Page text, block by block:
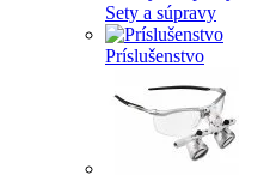
Sety a súpravy
Príslušenstvo